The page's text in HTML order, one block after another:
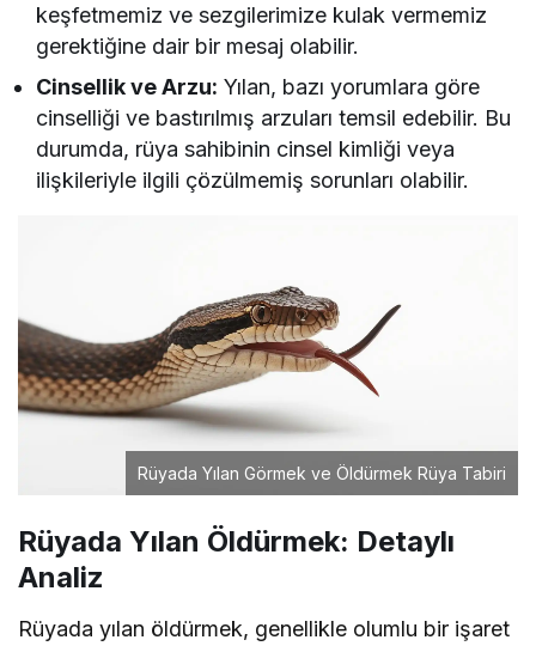
keşfetmemiz ve sezgilerimize kulak vermemiz
gerektiğine dair bir mesaj olabilir.
Cinsellik ve Arzu: Yılan, bazı yorumlara göre
cinselliği ve bastırılmış arzuları temsil edebilir. Bu
durumda, rüya sahibinin cinsel kimliği veya
ilişkileriyle ilgili çözülmemiş sorunları olabilir.
Rüyada Yılan Görmek ve Öldürmek Rüya Tabiri
Rüyada Yılan Öldürmek: Detaylı
Analiz
Rüyada yılan öldürmek, genellikle olumlu bir işaret